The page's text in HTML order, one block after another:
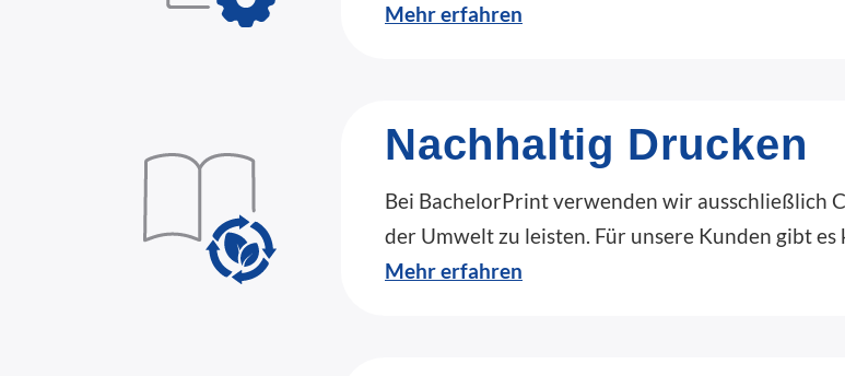
Mehr erfahren
Nachhaltig Drucken
Bei BachelorPrint verwenden wir ausschließlich
der Umwelt zu leisten. Für unsere Kunden gibt
Mehr erfahren